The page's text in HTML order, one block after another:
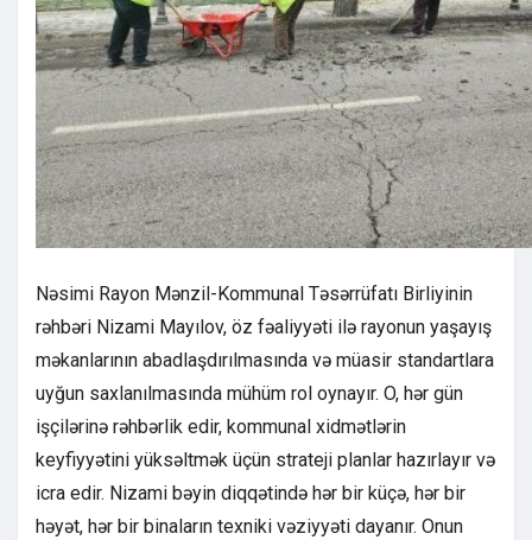
Nəsimi Rayon Mənzil-Kommunal Təsərrüfatı Birliyinin
rəhbəri Nizami Mayılov, öz fəaliyyəti ilə rayonun yaşayış
məkanlarının abadlaşdırılmasında və müasir standartlara
uyğun saxlanılmasında mühüm rol oynayır. O, hər gün
işçilərinə rəhbərlik edir, kommunal xidmətlərin
keyfiyyətini yüksəltmək üçün strateji planlar hazırlayır və
icra edir. Nizami bəyin diqqətində hər bir küçə, hər bir
həyət, hər bir binaların texniki vəziyyəti dayanır. Onun